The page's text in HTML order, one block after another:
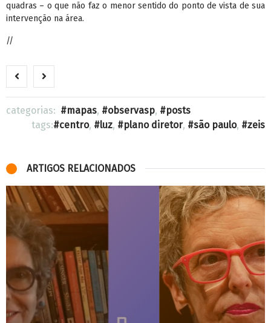
quadras – o que não faz o menor sentido do ponto de vista de sua
intervenção na área.
//
categorias: mapas, observasp,
posts
tags:
centro, luz, plano diretor, são paulo, zeis
ARTIGOS RELACIONADOS